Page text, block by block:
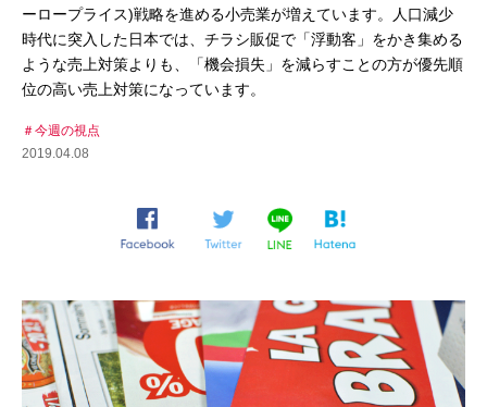
ーロープライス)戦略を進める小売業が増えています。人口減少
時代に突入した日本では、チラシ販促で「浮動客」をかき集める
ような売上対策よりも、「機会損失」を減らすことの方が優先順
位の高い売上対策になっています。
今週の視点
2019.04.08